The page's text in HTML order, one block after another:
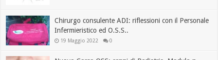
Chirurgo consulente ADI: riflessioni con il Personale
Infermieristico ed O.S.S..
19 Maggio 2022 0